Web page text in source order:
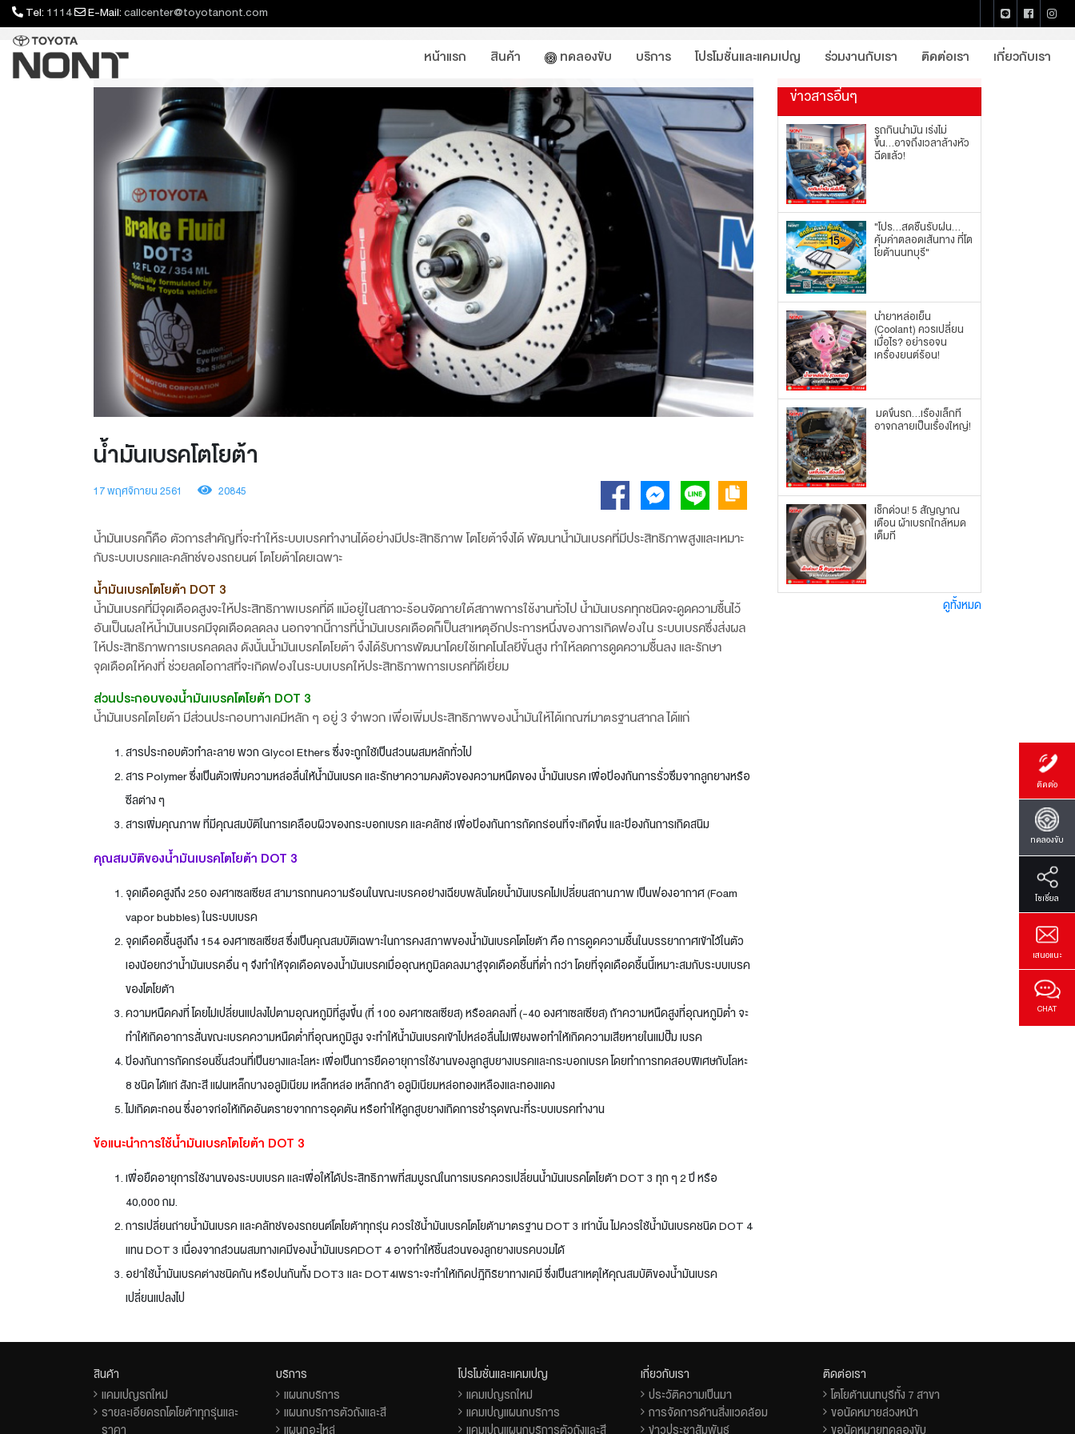
Tel: 1114 E-Mail:callcenter@toyotanont.com
หน้าแรก สินค้า ทดลองขับ บริการ โปรโมชั่นและแคมเปญ ร่วมงานกับเรา ติดต่อเรา เกี่ยวกับเรา
ติดต่อ
ทดลองขับ
โซเซี่ยล
เสนอแนะ
CHAT
น้ำมันเบรคโตโยต้า
17 พฤศจิกายน 2561 20845
น้ำมันเบรคก็คือ ตัวการสำคัญที่จะทำให้ระบบเบรคทำงานได้อย่างมีประสิทธิภาพ โตโยต้าจึงได้ พัฒนาน้ำมันเบรคที่มีประสิทธิภาพสูงและเหมาะ
กับระบบเบรคและคลัทช์ของรถยนต์ โตโยต้าโดยเฉพาะ
น้ำมันเบรคโตโยต้า DOT 3
น้ำมันเบรคที่มีจุดเดือดสูงจะให้ประสิทธิภาพเบรคที่ดี แม้อยู่ในสภาวะร้อนจัดภายใต้สภาพการใช้งานทั่วไป น้ำมันเบรคทุกชนิดจะดูดความชื้นไว้
อันเป็นผลให้น้ำมันเบรคมีจุดเดือดลดลง นอกจากนี้การที่น้ำมันเบรคเดือดก็เป็นสาเหตุอีกประการหนึ่งของการเกิดฟองใน ระบบเบรคซึ่งส่งผล
ให้ประสิทธิภาพการเบรคลดลง ดังนั้นน้ำมันเบรคโตโยต้า จึงได้รับการพัฒนาโดยใช้เทคโนโลยีขั้นสูง ทำให้ลดการดูดความชื้นลง และรักษา
จุดเดือดให้คงที่ ช่วยลดโอกาสที่จะเกิดฟองในระบบเบรคให้ประสิทธิภาพการเบรคที่ดีเยี่ยม
ส่วนประกอบของน้ำมันเบรคโตโยต้า DOT 3
น้ำมันเบรคโตโยต้า มีส่วนประกอบทางเคมีหลัก ๆ อยู่ 3 จำพวก เพื่อเพิ่มประสิทธิภาพของน้ำมันให้ได้เกณฑ์มาตรฐานสากล ได้แก่
สารประกอบตัวทำละลาย พวก Glycol Ethers ซึ่งจะถูกใช้เป็นส่วนผสมหลักทั่วไป
สาร Polymer ซึ่งเป็นตัวเพิ่มความหล่อลื่นให้น้ำมันเบรค และรักษาความคงตัวของความหนืดของ น้ำมันเบรค เพื่อป้องกันการรั่วซึมจากลูกยางหรือ
ซีลต่าง ๆ
สารเพิ่มคุณภาพ ที่มีคุณสมบัติในการเคลือบผิวของกระบอกเบรค และคลัทช์ เพื่อป้องกันการกัดกร่อนที่จะเกิดขึ้น และป้องกันการเกิดสนิม
คุณสมบัติของน้ำมันเบรคโตโยต้า DOT 3
จุดเดือดสูงถึง 250 องศาเซลเซียส สามารถทนความร้อนในขณะเบรคอย่างเฉียบพลันโดยน้ำมันเบรคไม่เปลี่ยนสถานภาพ เป็นฟองอากาศ (Foam
vapor bubbles) ในระบบเบรค
จุดเดือดชื้นสูงถึง 154 องศาเซลเซียส ซึ่งเป็นคุณสมบัติเฉพาะในการคงสภาพของน้ำมันเบรคโตโยต้า คือ การดูดความชื้นในบรรยากาศเข้าไว้ในตัว
เองน้อยกว่าน้ำมันเบรคอื่น ๆ จึงทำให้จุดเดือดของน้ำมันเบรคเมื่ออุณหภูมิลดลงมาสู่จุดเดือดชื้นที่ต่ำ กว่า โดยที่จุดเดือดชื้นนี้เหมาะสมกับระบบเบรค
ของโตโยต้า
ความหนืดคงที่ โดยไม่เปลี่ยนแปลงไปตามอุณหภูมิที่สูงขึ้น (ที่ 100 องศาเซลเซียส) หรือลดลงที่ (-40 องศาเซลเซียส) ถ้าความหนืดสูงที่อุณหภูมิต่ำ จะ
ทำให้เกิดอาการสั่นขณะเบรคความหนืดต่ำที่อุณหภูมิสูง จะทำให้น้ำมันเบรคเข้าไปหล่อลื่นไม่เพียงพอทำให้เกิดความเสียหายในแม่ปั๊ม เบรค
ป้องกันการกัดกร่อนชิ้นส่วนที่เป็นยางและโลหะ เพื่อเป็นการยืดอายุการใช้งานของลูกสูบยางเบรคและกระบอกเบรค โดยทำการทดสอบพิเศษกับโลหะ
8 ชนิด ได้แก่ สังกะสี แผ่นเหล็กบางอลูมิเนียม เหล็กหล่อ เหล็กกล้า อลูมิเนียมหล่อทองเหลืองและทองแดง
ไม่เกิดตะกอน ซึ่งอาจก่อให้เกิดอันตรายจากการอุดตัน หรือทำให้ลูกสูบยางเกิดการชำรุดขณะที่ระบบเบรคทำงาน
ข้อแนะนำการใช้น้ำมันเบรคโตโยต้า DOT 3
เพื่อยืดอายุการใช้งานของระบบเบรค และเพื่อให้ได้ประสิทธิภาพที่สมบูรณ์ในการเบรคควรเปลี่ยนน้ำมันเบรคโตโยต้า DOT 3 ทุก ๆ 2 ปี หรือ
40,000 กม.
การเปลี่ยนถ่ายน้ำมันเบรค และคลัทช์ของรถยนต์โตโยต้าทุกรุ่น ควรใช้น้ำมันเบรคโตโยต้ามาตรฐาน DOT 3 เท่านั้น ไม่ควรใช้น้ำมันเบรคชนิด DOT 4
แทน DOT 3 เนื่องจากส่วนผสมทางเคมีของน้ำมันเบรคDOT 4 อาจทำให้ชิ้นส่วนของลูกยางเบรคบวมได้
อย่าใช้น้ำมันเบรคต่างชนิดกัน หรือปนกันทั้ง DOT3 และ DOT4เพราะจะทำให้เกิดปฎิกิริยาทางเคมี ซึ่งเป็นสาเหตุให้คุณสมบัติของน้ำมันเบรค
เปลี่ยนแปลงไป
ข่าวสารอื่นๆ
รถกินน้ำมัน เร่งไม่
ขึ้น...อาจถึงเวลาล้างหัว
ฉีดแล้ว!
"โปร...สดชื่นรับฝน...
คุ้มค่าตลอดเส้นทาง ที่โต
โยต้านนทบุรี"
น้ำยาหล่อเย็น
(Coolant) ควรเปลี่ยน
เมื่อไร? อย่ารอจน
เครื่องยนต์ร้อน!
มดขึ้นรถ...เรื่องเล็กที่
อาจกลายเป็นเรื่องใหญ่!
เช็กด่วน! 5 สัญญาณ
เตือน ผ้าเบรกใกล้หมด
เต็มที
ดูทั้งหมด
สินค้า
แคมเปญรถใหม่
รายละเอียดรถโตโยต้าทุกรุ่นและ
บริการ
แผนกบริการ
แผนกบริการตัวถังและสี
โปรโมชั่นและแคมเปญ
แคมเปญรถใหม่
แคมเปญแผนกบริการ
เกี่ยวกับเรา
ประวัติความเป็นมา
การจัดการด้านสิ่งแวดล้อม
ติดต่อเรา
โตโยต้านนทบุรีทั้ง 7 สาขา
ขอนัดหมายล่วงหน้า